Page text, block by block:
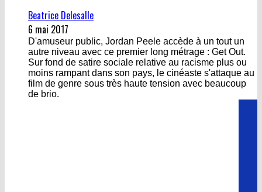
Beatrice Delesalle
6 mai 2017
D'amuseur public, Jordan Peele accède à un tout un
autre niveau avec ce premier long métrage : Get Out.
Sur fond de satire sociale relative au racisme plus ou
moins rampant dans son pays, le cinéaste s'attaque au
film de genre sous très haute tension avec beaucoup
de brio.